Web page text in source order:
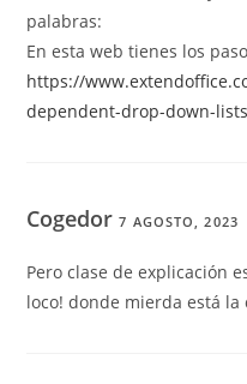
palabras:
En esta web tienes los
https://
dependent-drop-down-
Cogedor7 AGOSTO, 2023
Pero clase de explicación
loco! donde mierda está la